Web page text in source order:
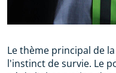
Le thème principal de
l'instinct de survie. Le